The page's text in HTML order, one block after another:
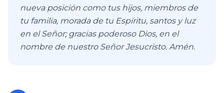
nueva posición como tus hijos, miembros de
tu familia, morada de tu Espíritu, santos y luz
en el Señor; gracias poderoso Dios, en el
nombre de nuestro Señor Jesucristo. Amén.